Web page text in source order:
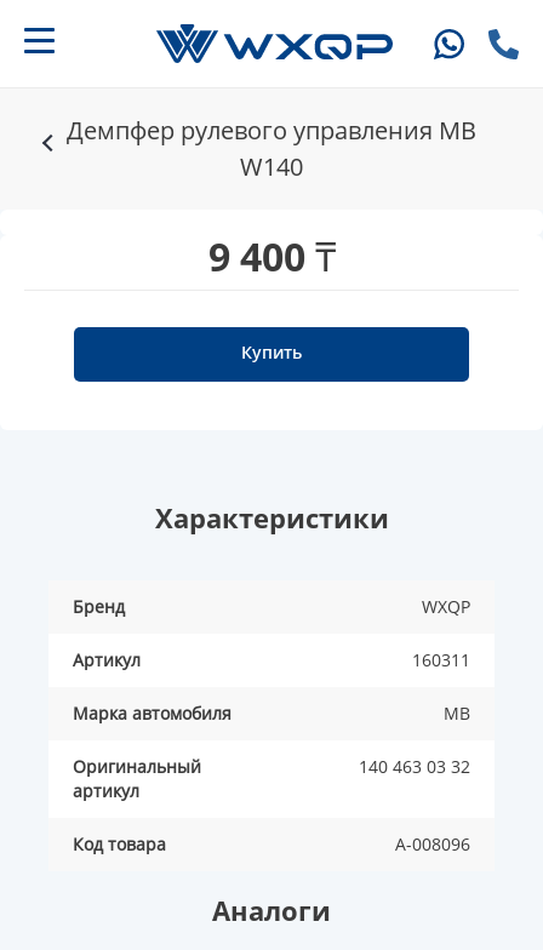
Демпфер рулевого управления MB
W140
9 400 ₸
Купить
Характеристики
Бренд WXQP
Артикул 160311
Марка автомобиля MB
Оригинальный
артикул
140 463 03 32
Код товара A-008096
Аналоги